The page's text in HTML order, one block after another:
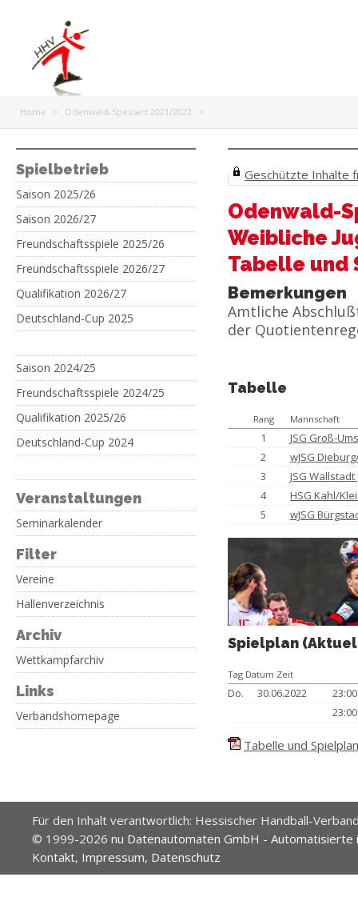
Home > Odenwald-Spessart 2021/2022 >
Spielbetrieb
Saison 2025/26
Saison 2026/27
Freundschaftsspiele 2025/26
Freundschaftsspiele 2026/27
Qualifikation 2026/27
Deutschland-Cup 2025
Saison 2024/25
Freundschaftsspiele 2024/25
Qualifikation 2025/26
Deutschland-Cup 2024
Veranstaltungen
Seminarkalender
Filter
Vereine
Hallenverzeichnis
Archiv
Wettkampfarchiv
Links
Verbandshomepage
Geschützte Inhalte
Odenwald-
Weibliche
Tabelle und
Bemerkungen
Amtliche
der
Tabelle
Rang Mannschaft
1
JSG Groß-
2
wJSG
3
JSG Wallstadt
4
HSG Kahl/
5
wJSG
Spielplan
Tag Datum Zeit
Do. 30.06.2022
Tabelle und
Für den Inhalt verantwortlich: Hessischer Handball-
© 1999-2026 nu Datenautomaten GmbH -
Kontakt, Impressum, Datenschutz